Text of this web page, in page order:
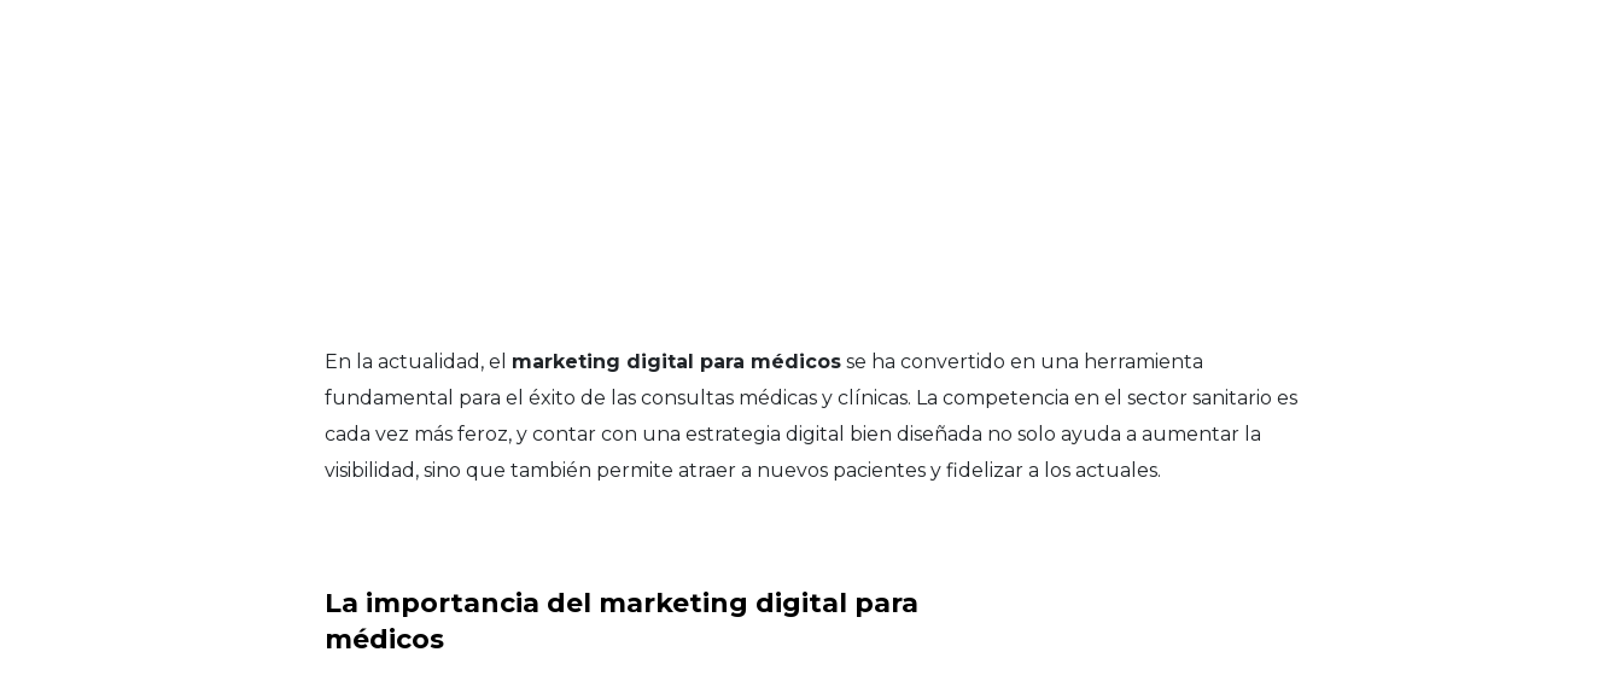
En la actualidad, el marketing digital para médicosse ha convertido en una herramienta
fundamental para el éxito de las consultas médicas y clínicas. La competencia en el sector sanitario es
cada vez más feroz, y contar con una estrategia digital bien diseñada no solo ayuda a aumentar la
visibilidad, sino que también permite atraer a nuevos pacientes y fidelizar a los actuales.
La importancia del marketing digital para
médicos